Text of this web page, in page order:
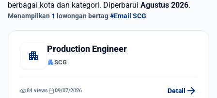
berbagai kota dan kategori. Diperbarui Agustus 2026.
Menampilkan 1 lowongan bertag#Email SCG
apartment
Production Engineer
apartmentSCG
visibility84 views calendar_today09/07/2026 Detail arrow_forward